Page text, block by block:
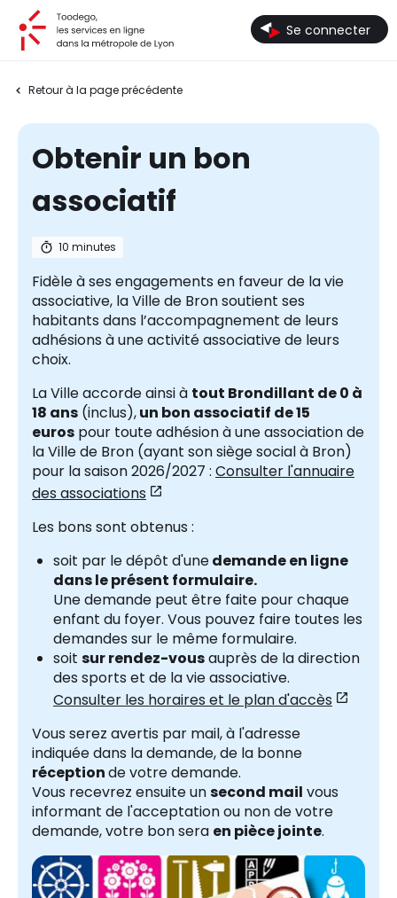
Se connecter
Retour à la page précédente
Obtenir un bon
associatif
10 minutes
Fidèle à ses engagements en faveur de la vie
associative, la Ville de Bron soutient ses
habitants dans l’accompagnement de leurs
adhésions à une activité associative de leurs
choix.
La Ville accorde ainsi à tout Brondillant de 0 à
18 ans (inclus),un bon associatif de 15
euros pour toute adhésion à une association de
la Ville de Bron (ayant son siège social à Bron)
pour la saison 2026/2027 : Consulter l'annuaire
des associations
Les bons sont obtenus :
soit par le dépôt d'unedemande en ligne
dans le présent formulaire.
Une demande peut être faite pour chaque
enfant du foyer. Vous pouvez faire toutes les
demandes sur le même formulaire.
soit sur rendez-vousauprès de la direction
des sports et de la vie associative.
Consulter les horaires et le plan d'accès
Vous serez avertis par mail, à l'adresse
indiquée dans la demande, de la bonne
réceptionde votre demande.
Vous recevrez ensuite unsecond mail vous
informant de l'acceptation ou non de votre
demande, votre bon sera en pièce jointe.